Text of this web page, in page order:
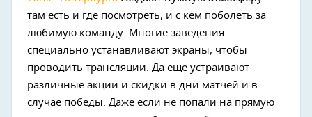
там есть и где посмотреть, и с кем поболеть за
любимую команду. Многие заведения
специально устанавливают экраны, чтобы
проводить трансляции. Да еще устраивают
различные акции и скидки в дни матчей и в
случае победы. Даже если не попали на прямую